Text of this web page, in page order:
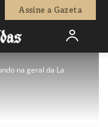
Assine a Gazeta
na geral da La